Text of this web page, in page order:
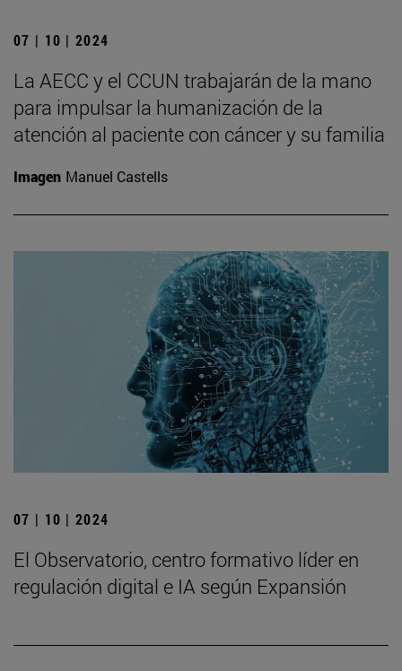
07 | 10 | 2024
La AECC y el CCUN trabajarán de la mano
para impulsar la humanización de la
atención al paciente con cáncer y su familia
Imagen Manuel Castells
07 | 10 | 2024
El Observatorio, centro formativo líder en
regulación digital e IA según Expansión